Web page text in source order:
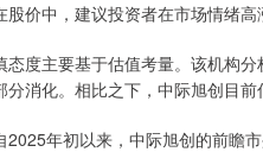
价中，建议投资者在市场情绪高
态度主要基于估值考量。该机构
消化。相比之下，中际旭创目前
2025年初以来，中际旭创的前瞻